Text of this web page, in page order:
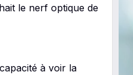
le nerf optique de
à voir la